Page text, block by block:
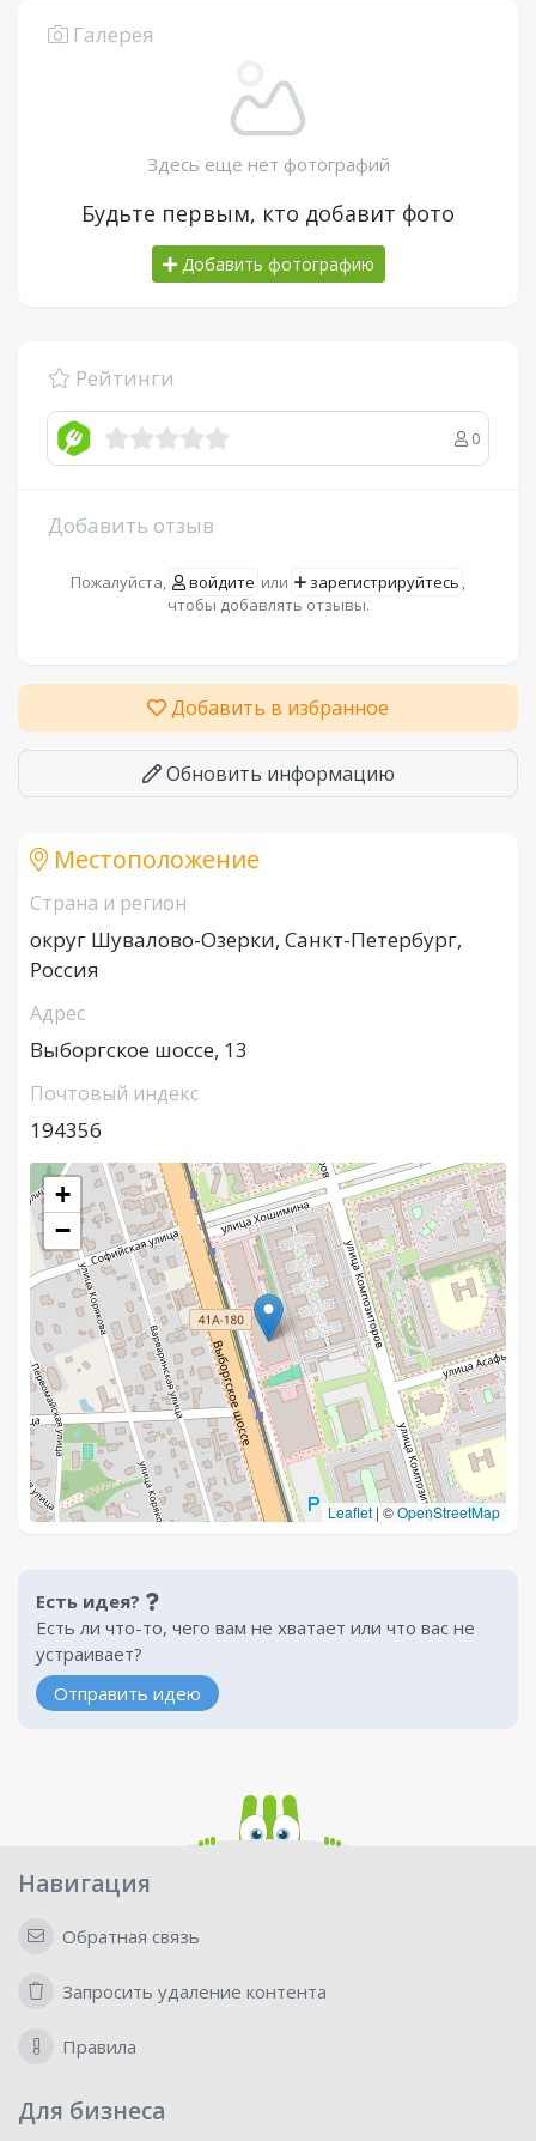
Галерея
Здесь еще нет фотографий
Будьте первым, кто добавит фото
Добавить фотографию
Рейтинги
0
Добавить отзыв
Пожалуйста, войдите или зарегистрируйтесь ,
чтобы добавлять отзывы.
Добавить в избранное
Обновить информацию
Местоположение
Страна и регион
округ Шувалово-Озерки, Санкт-Петербург,
Россия
Адрес
Выборгское шоссе, 13
Почтовый индекс
194356
+
−
Leaflet | ©OpenStreetMap
Есть идея?
Есть ли что-то, чего вам не хватает или что вас не
устраивает?
Отправить идею
Навигация
Обратная связь
Запросить удаление контента
Правила
Для бизнеса